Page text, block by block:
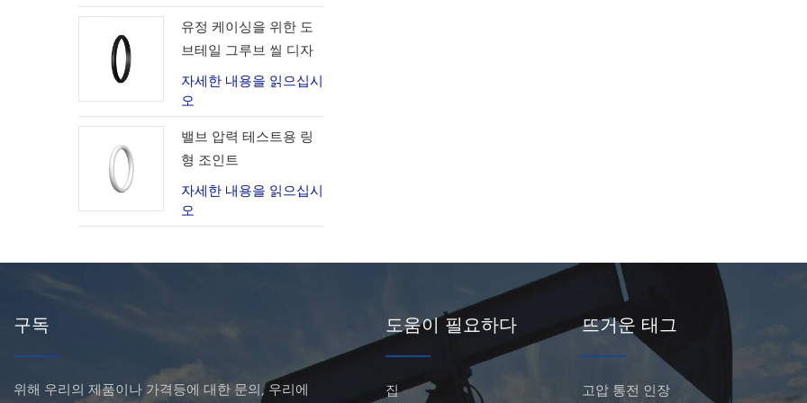
유정 케이싱을 위한 도
브테일 그루브 씰 디자
인
자세한 내용을 읽으십시
오
밸브 압력 테스트용 링
형 조인트
자세한 내용을 읽으십시
오
구독
위해 우리의 제품이나 가격등에 대한 문의, 우리에
도움이 필요하다
집
뜨거운 태그
고압 통전 인장